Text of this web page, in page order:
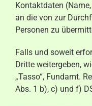
Kontaktdaten
an die von zur
Personen zu
Falls und soweit
Dritte weitergeben,
„Tasso“, Fundamt.
Abs. 1 b), c) und f)